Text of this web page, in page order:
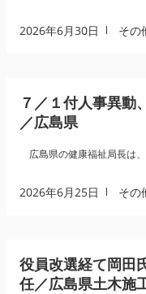
2026年6月30日 その
７／１付人事異動
／広島県
広島県の健康福祉局長は
2026年6月25日 その
役員改選経て岡田
任／広島県土木施